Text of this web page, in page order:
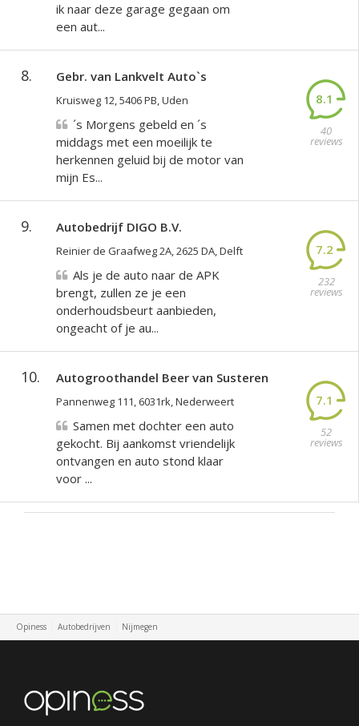
ik naar deze garage gegaan om
een aut...
8. Gebr. van Lankvelt Auto`s
Kruisweg 12, 5406 PB, Uden 8.1
40
reviews
´s Morgens gebeld en ´s
middags met een moeilijk te
herkennen geluid bij de motor van
mijn Es...
9. Autobedrijf DIGO B.V.
Reinier de Graafweg 2A, 2625 DA, Delft 7.2
232
reviews
Als je de auto naar de APK
brengt, zullen ze je een
onderhoudsbeurt aanbieden,
ongeacht of je au...
10. Autogroothandel Beer van Susteren
Pannenweg 111, 6031rk, Nederweert 7.1
52
reviews
Samen met dochter een auto
gekocht. Bij aankomst vriendelijk
ontvangen en auto stond klaar
voor ...
Opiness Autobedrijven Nijmegen